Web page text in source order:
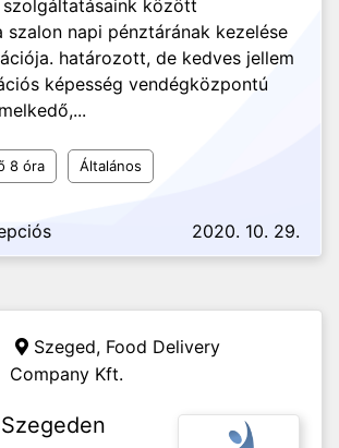
között
szalon napi pénztárának kezelése
határozott, de kedves jellem
képesség vendégközpontú
8 óra Általános
2020. 10. 29.
Szeged, Food Delivery
Company Kft.